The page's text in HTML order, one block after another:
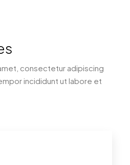
consectetur adipiscing
incididunt ut labore et